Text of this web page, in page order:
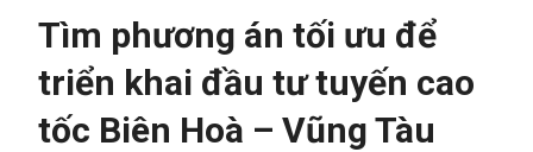
Tìm phương án tối ưu để
triển khai đầu tư tuyến cao
tốc Biên Hoà – Vũng Tàu